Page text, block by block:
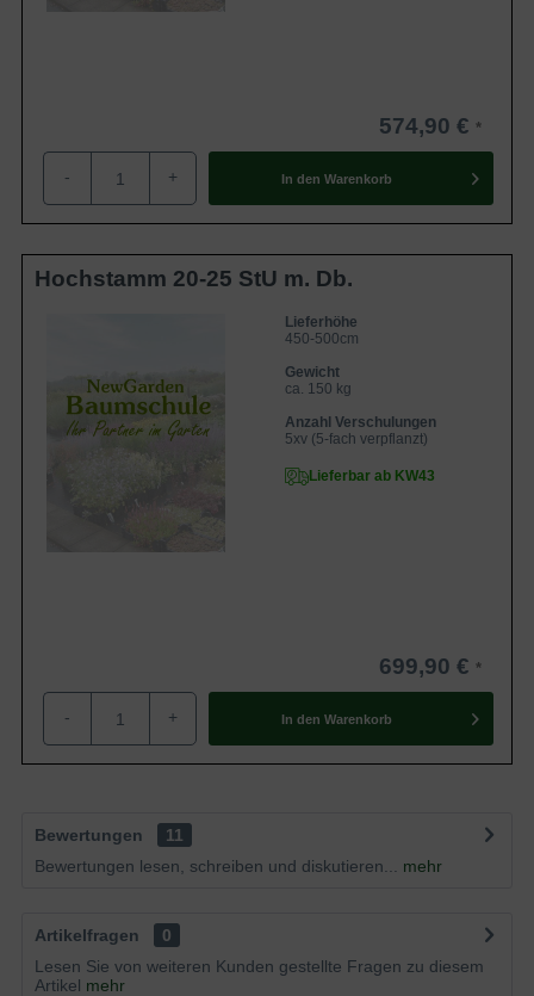
574,90 €
- + In den Warenkorb
Hochstamm 20-25 StU m. Db.
Lieferhöhe
450-500cm
Gewicht
ca. 150 kg
Anzahl Verschulungen
5xv (5-fach verpflanzt)
Lieferbar ab KW43
699,90 €
- + In den Warenkorb
Bewertungen
11
Bewertungen lesen, schreiben und diskutieren...
mehr
Artikelfragen
0
Lesen Sie von weiteren Kunden gestellte Fragen zu diesem
Artikel mehr